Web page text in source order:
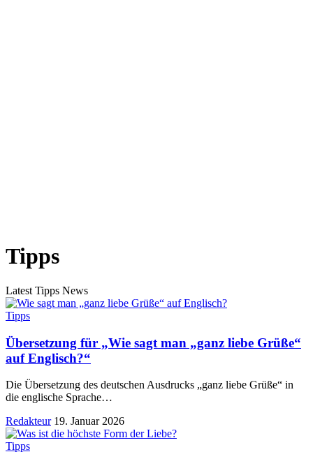
Tipps
Latest Tipps News
Tipps
Übersetzung für „Wie sagt man „ganz liebe Grüße“
auf Englisch?“
Die Übersetzung des deutschen Ausdrucks „ganz liebe Grüße“ in
die englische Sprache…
Redakteur 19. Januar 2026
Tipps